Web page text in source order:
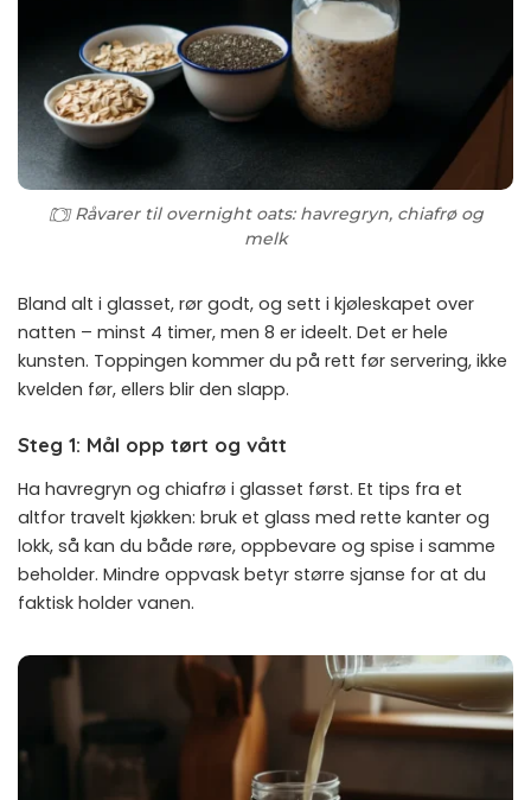
Råvarer til overnight oats: havregryn, chiafrø og
melk
Bland alt i glasset, rør godt, og sett i kjøleskapet over
natten – minst 4 timer, men 8 er ideelt. Det er hele
kunsten. Toppingen kommer du på rett før servering, ikke
kvelden før, ellers blir den slapp.
Steg 1: Mål opp tørt og vått
Ha havregryn og chiafrø i glasset først. Et tips fra et
altfor travelt kjøkken: bruk et glass med rette kanter og
lokk, så kan du både røre, oppbevare og spise i samme
beholder. Mindre oppvask betyr større sjanse for at du
faktisk holder vanen.